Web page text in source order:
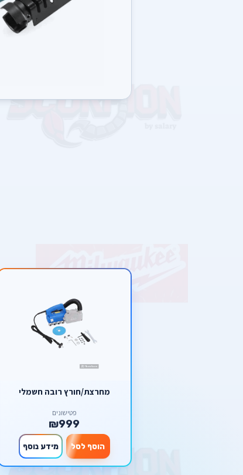
מחרצת/חורץ רובה חשמלי
פטישונים
₪999
הוסף לסל מידע נוסף